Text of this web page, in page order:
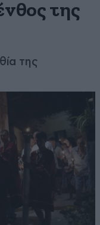
της
της